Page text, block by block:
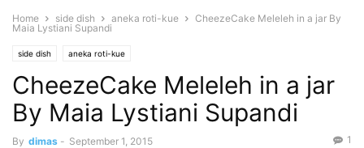
Home side dish aneka roti-kue
CheezeCake Meleleh in a jar By
Maia Lystiani Supandi
side dish aneka roti-kue
CheezeCake Meleleh in a jar
By Maia Lystiani Supandi
By dimas - September 1, 2015 1